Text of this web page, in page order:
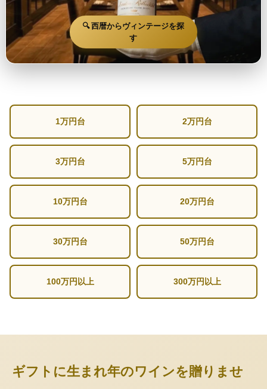
🔍 西暦からヴィンテージを探
す
1万円台 2万円台
3万円台 5万円台
10万円台 20万円台
30万円台 50万円台
100万円以上 300万円以上
ギフトに生まれ年のワインを贈りませ